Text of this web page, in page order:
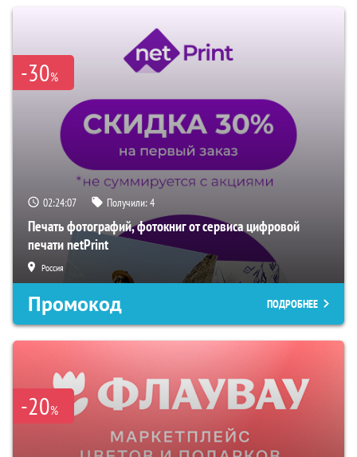
-30%
02:24:06 Получили:4
Печать фотографий, фотокниг от сервиса цифровой
печати netPrint
Россия
Промокод ПОДРОБНЕЕ
-20%